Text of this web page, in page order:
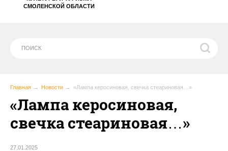
СМОЛЕНСКОЙ ОБЛАСТИ
Главная Новости «Лампа керосиновая, свечка стеариновая…»
«Лампа керосиновая,
свечка стеариновая…»
27.01.2025